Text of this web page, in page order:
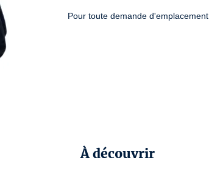
Pour toute demande
À découvrir